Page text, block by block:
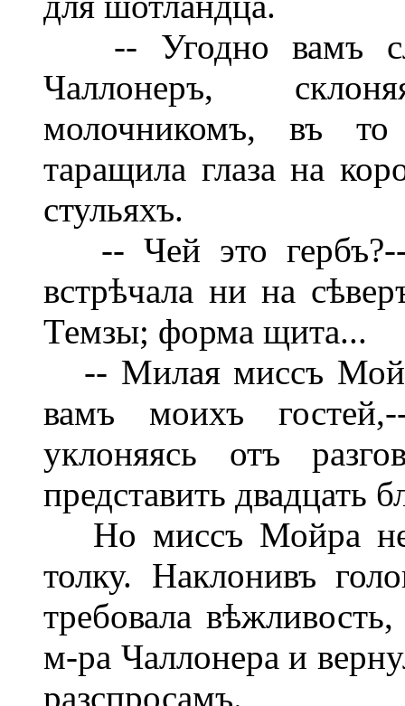
-- Угодно вамъ
Чаллонеръ,
молочникомъ, въ
таращила глаза на
стульяхъ.
-- Чей это гербъ?--
встрѣчала ни на
Темзы; форма щита...
-- Милая миссъ
вамъ моихъ
уклоняясь отъ
представить двадцать
Но миссъ Мойра не
толку. Наклонивъ
требовала
м-ра Чаллонера и
разспросамъ.